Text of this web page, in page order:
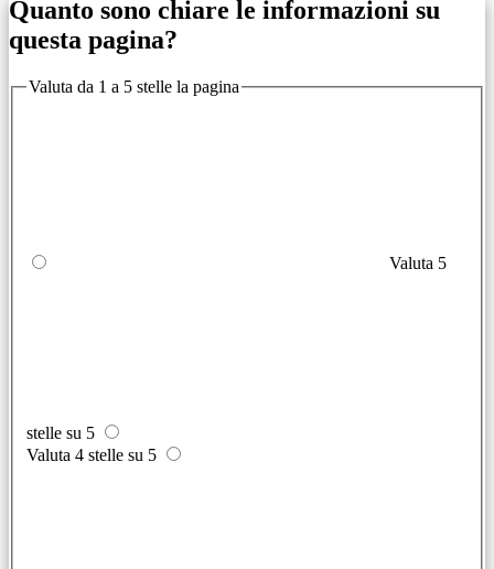
Quanto sono chiare le informazioni su
questa pagina?
Valuta da 1 a 5 stelle la pagina
Valuta 5
stelle su 5
Valuta 4 stelle su 5